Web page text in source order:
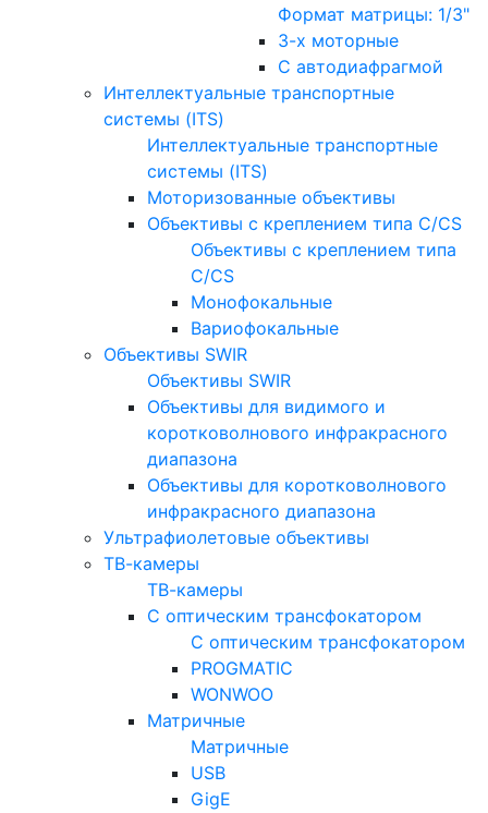
Формат матрицы: 1/3"
3-х моторные
С автодиафрагмой
Интеллектуальные транспортные
системы (ITS)
Интеллектуальные транспортные
системы (ITS)
Моторизованные объективы
Объективы с креплением типа C/CS
Объективы с креплением типа
C/CS
Монофокальные
Вариофокальные
Объективы SWIR
Объективы SWIR
Объективы для видимого и
коротковолнового инфракрасного
диапазона
Объективы для коротковолнового
инфракрасного диапазона
Ультрафиолетовые объективы
ТВ-камеры
ТВ-камеры
С оптическим трансфокатором
С оптическим трансфокатором
PROGMATIC
WONWOO
Матричные
Матричные
USB
GigE